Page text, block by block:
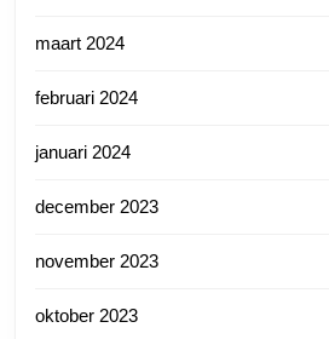
maart 2024
februari 2024
januari 2024
december 2023
november 2023
oktober 2023